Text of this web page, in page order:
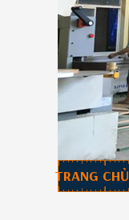
TRANG CHỦ